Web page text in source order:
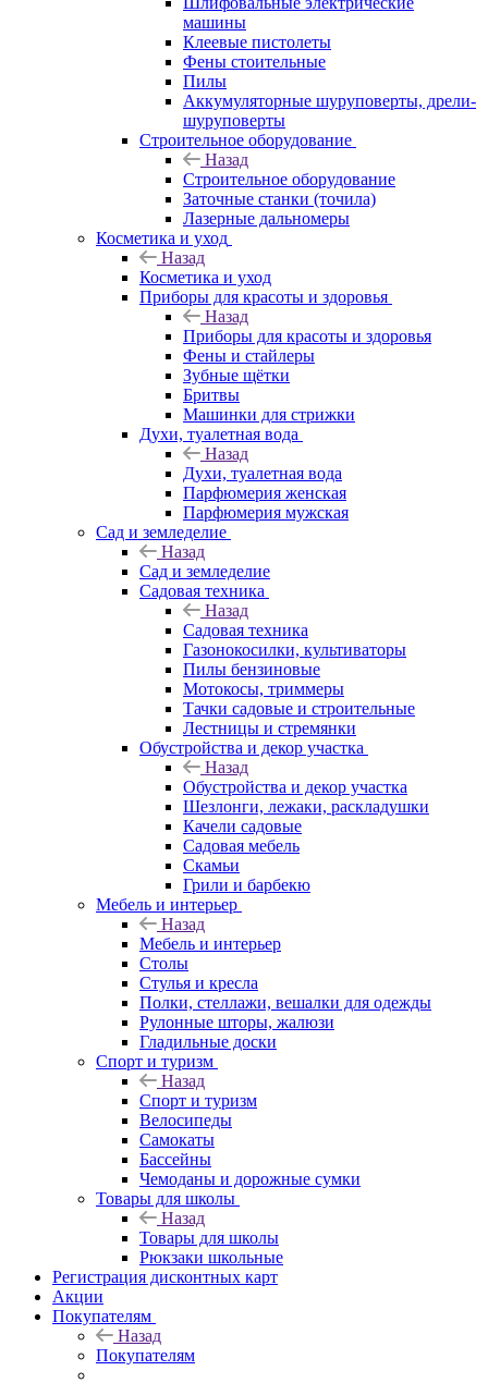
машины
Клеевые пистолеты
Фены стоительные
Пилы
Аккумуляторные шуруповерты, дрели-
шуруповерты
Строительное оборудование
Назад
Строительное оборудование
Заточные станки (точила)
Лазерные дальномеры
Косметика и уход
Назад
Косметика и уход
Приборы для красоты и здоровья
Назад
Приборы для красоты и здоровья
Фены и стайлеры
Зубные щётки
Бритвы
Машинки для стрижки
Духи, туалетная вода
Назад
Духи, туалетная вода
Парфюмерия женская
Парфюмерия мужская
Сад и земледелие
Назад
Сад и земледелие
Садовая техника
Назад
Садовая техника
Газонокосилки, культиваторы
Пилы бензиновые
Мотокосы, триммеры
Тачки садовые и строительные
Лестницы и стремянки
Обустройства и декор участка
Назад
Обустройства и декор участка
Шезлонги, лежаки, раскладушки
Качели садовые
Садовая мебель
Скамьи
Грили и барбекю
Мебель и интерьер
Назад
Мебель и интерьер
Столы
Стулья и кресла
Полки, стеллажи, вешалки для одежды
Рулонные шторы, жалюзи
Гладильные доски
Спорт и туризм
Назад
Спорт и туризм
Велосипеды
Самокаты
Бассейны
Чемоданы и дорожные сумки
Товары для школы
Назад
Товары для школы
Рюкзаки школьные
Регистрация дисконтных карт
Акции
Покупателям
Назад
Покупателям